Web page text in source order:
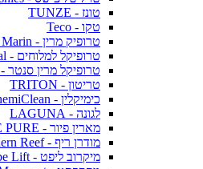
טונז - TUNZE
טקו - Teco
טרופיק מרין - Tropic Marin
טרופיקל למלוחים - Tropical
טרופיקל מרין סנטר - TMC
טריטון - TRITON
כימיקלין - ChemiClean
לגונה - LAGUNA
מארין פיור - MARINE PURE
מודרן ריף - Modern Reef
מיקרוב ליפט - Microbe Lift